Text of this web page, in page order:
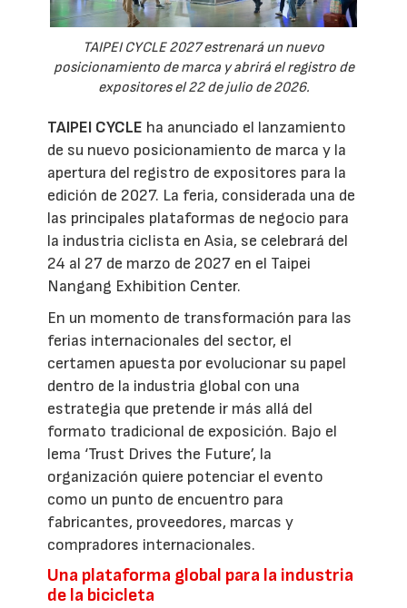
TAIPEI CYCLE 2027 estrenará un nuevo
posicionamiento de marca y abrirá el registro de
expositores el 22 de julio de 2026.
TAIPEI CYCLE ha anunciado el lanzamiento
de su nuevo posicionamiento de marca y la
apertura del registro de expositores para la
edición de 2027. La feria, considerada una de
las principales plataformas de negocio para
la industria ciclista en Asia, se celebrará del
24 al 27 de marzo de 2027 en el Taipei
Nangang Exhibition Center.
En un momento de transformación para las
ferias internacionales del sector, el
certamen apuesta por evolucionar su papel
dentro de la industria global con una
estrategia que pretende ir más allá del
formato tradicional de exposición. Bajo el
lema ‘Trust Drives the Future’, la
organización quiere potenciar el evento
como un punto de encuentro para
fabricantes, proveedores, marcas y
compradores internacionales.
Una plataforma global para la industria
de la bicicleta